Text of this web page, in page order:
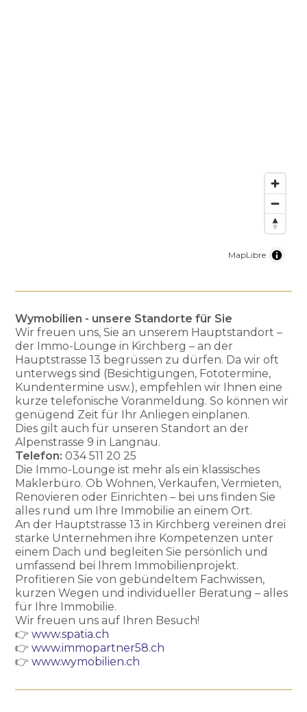
MapLibre
Wymobilien - unsere Standorte für Sie
Wir freuen uns, Sie an unserem Hauptstandort –
der Immo-Lounge in Kirchberg – an der
Hauptstrasse 13 begrüssen zu dürfen. Da wir oft
unterwegs sind (Besichtigungen, Fototermine,
Kundentermine usw.), empfehlen wir Ihnen eine
kurze telefonische Voranmeldung. So können wir
genügend Zeit für Ihr Anliegen einplanen.
Dies gilt auch für unseren Standort an der
Alpenstrasse 9 in Langnau.
Telefon: 034 511 20 25
Die Immo-Lounge ist mehr als ein klassisches
Maklerbüro. Ob Wohnen, Verkaufen, Vermieten,
Renovieren oder Einrichten – bei uns finden Sie
alles rund um Ihre Immobilie an einem Ort.
An der Hauptstrasse 13 in Kirchberg vereinen drei
starke Unternehmen ihre Kompetenzen unter
einem Dach und begleiten Sie persönlich und
umfassend bei Ihrem Immobilienprojekt.
Profitieren Sie von gebündeltem Fachwissen,
kurzen Wegen und individueller Beratung – alles
für Ihre Immobilie.
Wir freuen uns auf Ihren Besuch!
👉www.spatia.ch
👉www.immopartner58.ch
👉www.wymobilien.ch